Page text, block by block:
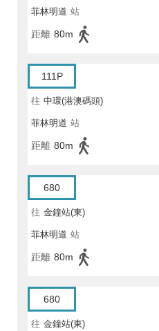
菲林明道 站
距離 80m
111P
往 中環(港澳碼頭)
菲林明道 站
距離 80m
680
往 金鐘站(東)
菲林明道 站
距離 80m
680
往 金鐘站(東)